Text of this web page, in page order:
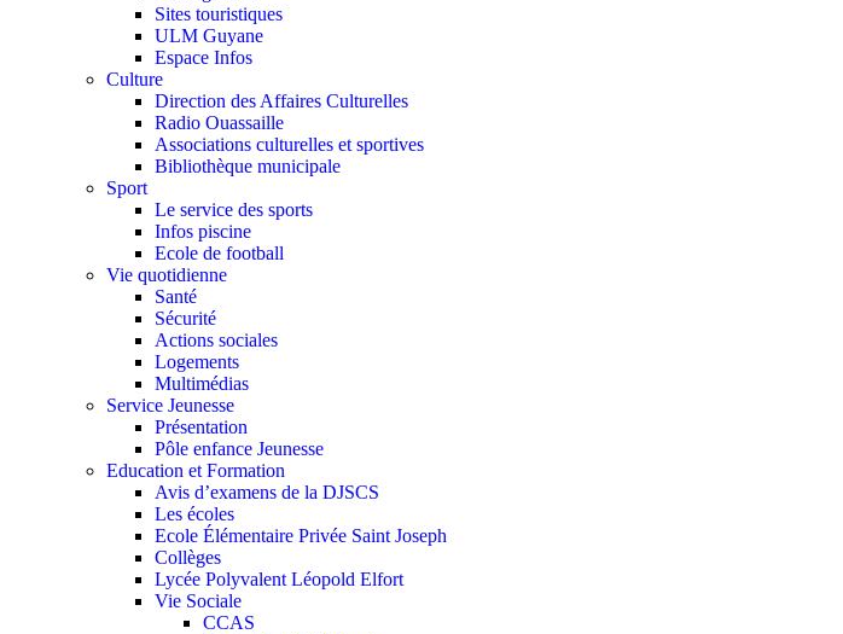
Sites touristiques
ULM Guyane
Espace Infos
Culture
Direction des Affaires Culturelles
Radio Ouassaille
Associations culturelles et sportives
Bibliothèque municipale
Sport
Le service des sports
Infos piscine
Ecole de football
Vie quotidienne
Santé
Sécurité
Actions sociales
Logements
Multimédias
Service Jeunesse
Présentation
Pôle enfance Jeunesse
Education et Formation
Avis d’examens de la DJSCS
Les écoles
Ecole Élémentaire Privée Saint Joseph
Collèges
Lycée Polyvalent Léopold Elfort
Vie Sociale
CCAS